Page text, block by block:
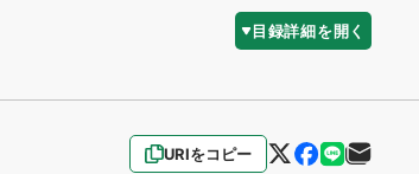
目録詳細を開く
URIをコピー